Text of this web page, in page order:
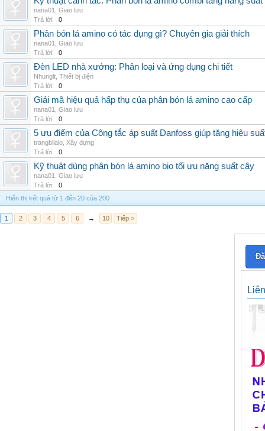
nana01
Giao lưu
Trả lời:
0
Phân bón lá amino có tác dụng gì? Chuyên gia giải thích
nana01
Giao lưu
Trả lời:
0
Đèn LED nhà xưởng: Phân loại và ứng dụng chi tiết
Nhunglt Thiết bị điện
Trả lời:
0
Giải mã hiệu quả hấp thụ của phân bón lá amino cao cấp
nana01
Giao lưu
Trả lời:
0
5 ưu điểm của Công tắc áp suất Danfoss giúp tăng hiệu
trangbilalo Xây dựng
Trả lời:
0
Kỹ thuật dùng phân bón lá amino bio tối ưu năng suất cây
nana01
Giao lưu
Trả lời:
0
Hiển thị kết quả từ 1 đến 20 của 200
1 2 3 4 5 6 → 10 Tiếp >